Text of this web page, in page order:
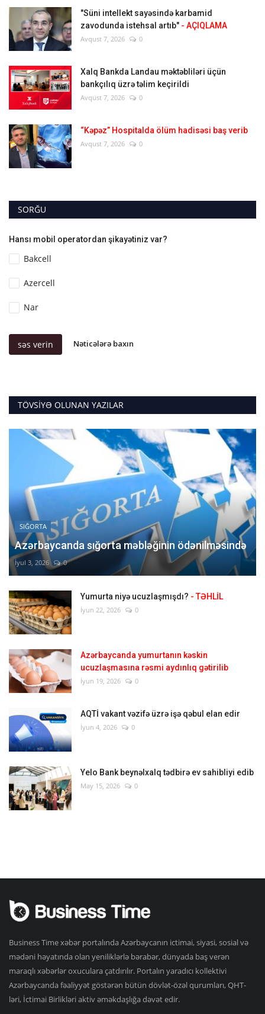
"Süni intellekt sayəsində karbamid
zavodunda istehsal artıb" - AÇIQLAMA
Avqust 7, 2026 0
Xalq Bankda Landau məktəbliləri üçün
bankçılıq üzrə təlim keçirildi
Avqust 7, 2026 0
“Kəpəz” Hospitalda ölüm hadisəsi baş verib
Avqust 7, 2026 0
SORĞU
Hansı mobil operatordan şikayətiniz var?
Bakcell
Azercell
Nar
səs verin Nəticələrə baxın
TÖVSIYƏ OLUNAN YAZILAR
SIĞORTA
Azərbaycanda sığorta məbləğinin ödənilməsində
İyul 3, 2026 0
Yumurta niyə ucuzlaşmışdı? - TƏHLİL
İyun 22, 2026 0
Azərbaycanda yumurtanın kəskin
ucuzlaşmasına rəsmi aydınlıq gətirilib
İyun 19, 2026 0
AQTİ vakant vəzifə üzrə işə qəbul elan edir
İyun 4, 2026 0
Yelo Bank beynəlxalq tədbirə ev sahibliyi edib
May 15, 2026 0
Business Time xəbər portalında Azərbaycanın ictimai, siyasi, sosial və
mədəni həyatında olan yeniliklərlə bərabər, dünyada baş verən
maraqlı xəbərlər oxuculara çatdırılır. Portalın yaradıcı kollektivi
Azərbaycanda fəaliyyət göstərən bütün dövlət-özəl qurumları, QHT-
ləri, İctimai Birlikləri aktiv əməkdaşlığa dəvət edir.